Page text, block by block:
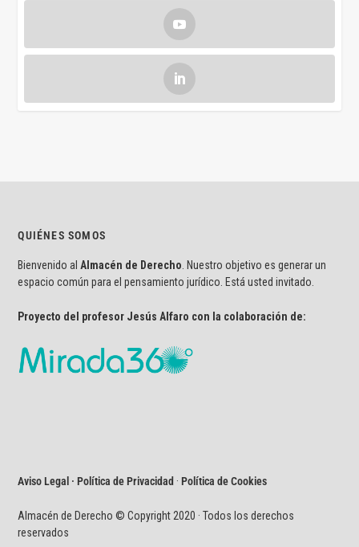
QUIÉNES SOMOS
Bienvenido al Almacén de Derecho . Nuestro objetivo es generar un
espacio común para el pensamiento jurídico. Está usted invitado.
Proyecto del profesor Jesús Alfaro con la colaboración de:
Aviso Legal · Política de Privacidad ·Política de Cookies
Almacén de Derecho © Copyright 2020 · Todos los derechos
reservados